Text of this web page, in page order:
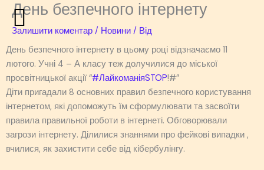
Перейти
вмісту
День безпечного інтернету
Залишити коментар / Новини / Від
День безпечного інтернету в цьому році відзначаємо 11
лютого. Учні 4 – А класу теж долучилися до міської
просвітницької акції “#ЛайкоманіяSTOP!#”
Діти пригадали 8 основних правил безпечного користування
інтернетом, які допоможуть їм сформулювати та засвоїти
правила правильної роботи в інтернеті. Обговорювали
загрози інтернету. Ділилися знаннями про фейкові випадки ,
вчилися, як захистити себе від кібербулінгу.